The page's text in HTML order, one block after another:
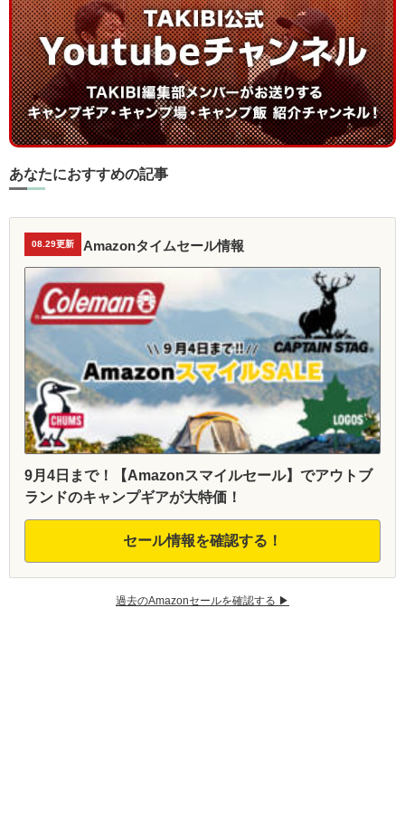
あなたにおすすめの記事
08.29更新 Amazonタイムセール情報
9月4日まで！【Amazonスマイルセール】でアウトブ
ランドのキャンプギアが大特価！
セール情報を確認する！
過去のAmazonセールを確認する ▶︎